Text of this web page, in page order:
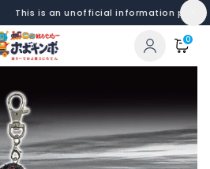
This is an unofficial information platform
0